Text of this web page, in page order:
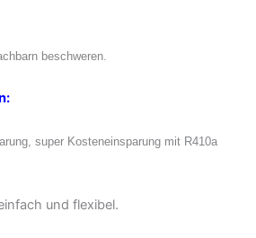
beschweren.
super Kosteneinsparung mit R410a
und flexibel.